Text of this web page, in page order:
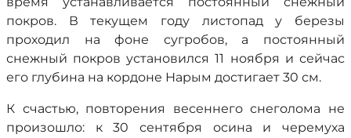
покров. В текущем году листопад у березы
проходил на фоне сугробов, а постоянный
снежный покров установился 11 ноября и сейчас
его глубина на кордоне Нарым достигает 30 см.
К счастью, повторения весеннего снеголома не
произошло: к 30 сентября осина и черемуха